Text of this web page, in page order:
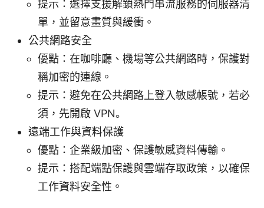
提示：選擇支援解鎖熱門串流服務的伺服器清
單，並留意畫質與緩衝。
公共網路安全
優點：在咖啡廳、機場等公共網路時，保護對
稱加密的連線。
提示：避免在公共網路上登入敏感帳號，若必
須，先開啟 VPN。
遠端工作與資料保護
優點：企業級加密、保護敏感資料傳輸。
提示：搭配端點保護與雲端存取政策，以確保
工作資料安全性。